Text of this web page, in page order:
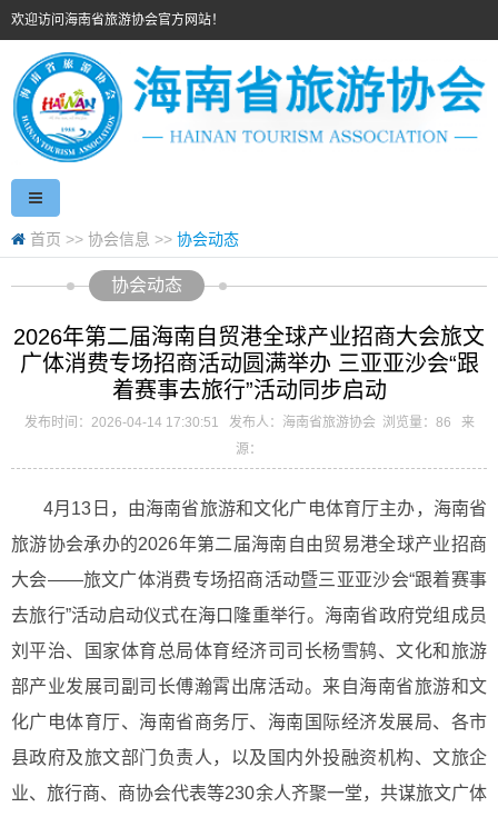
欢迎访问海南省旅游协会官方网站！
首页 >> 协会信息 >> 协会动态
协会动态
2026年第二届海南自贸港全球产业招商大会旅文
广体消费专场招商活动圆满举办 三亚亚沙会“跟
着赛事去旅行”活动同步启动
发布时间：2026-04-14 17:30:51 发布人：海南省旅游协会 浏览量： 86 来
源：
4月13日，由海南省旅游和文化广电体育厅主办，海南省
旅游协会承办的2026年第二届海南自由贸易港全球产业招商
大会——旅文广体消费专场招商活动暨三亚亚沙会“跟着赛事
去旅行”活动启动仪式在海口隆重举行。海南省政府党组成员
刘平治、国家体育总局体育经济司司长杨雪鸫、文化和旅游
部产业发展司副司长傅瀚霄出席活动。来自海南省旅游和文
化广电体育厅、海南省商务厅、海南国际经济发展局、各市
县政府及旅文部门负责人，以及国内外投融资机构、文旅企
业、旅行商、商协会代表等230余人齐聚一堂，共谋旅文广体